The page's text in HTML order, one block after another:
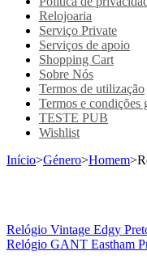
Relojoaria
Serviço Private
Serviços de apoio
Shopping Cart
Sobre Nós
Termos de utilização
Termos e condições
TESTE PUB
Wishlist
Início>Género>Homem>
Relógio Vintage Edgy
Relógio GANT Eastham